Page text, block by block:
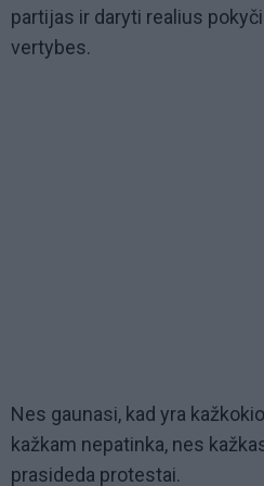
partijas ir daryti realius
vertybes.
Nes gaunasi, kad yra
kažkam nepatinka, nes
prasideda protestai.